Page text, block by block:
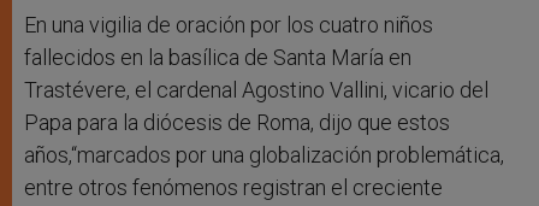
En una vigilia de oración por los cuatro niños
fallecidos en la basílica de Santa María en
Trastévere, el cardenal Agostino Vallini, vicario del
Papa para la diócesis de Roma, dijo que estos
años,“marcados por una globalización problemática,
entre otros fenómenos registran el creciente